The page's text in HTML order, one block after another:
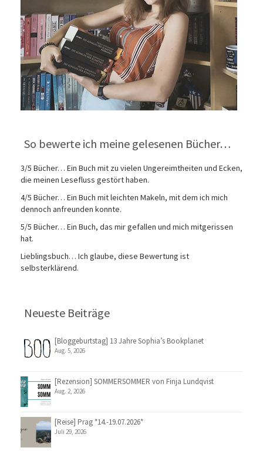
So bewerte ich meine gelesenen Bücher…
3/5 Bücher… Ein Buch mit zu vielen Ungereimtheiten und Ecken,
die meinen Lesefluss gestört haben.
4/5 Bücher… Ein Buch mit leichten Makeln, mit dem ich mich
dennoch anfreunden konnte.
5/5 Bücher… Ein Buch, das mir gefallen und mich mitgerissen
hat.
Lieblingsbuch… Ich glaube, diese Bewertung ist
selbsterklärend.
Neueste Beiträge
[Bloggeburtstag] 13 Jahre Sophia’s Bookplanet
Aug. 5, 2026
[Rezension] SOMMERSOMMER von Finja Lundqvist
Aug. 2, 2026
[Reise] Prag *14.-19.07.2026*
Juli 29, 2026